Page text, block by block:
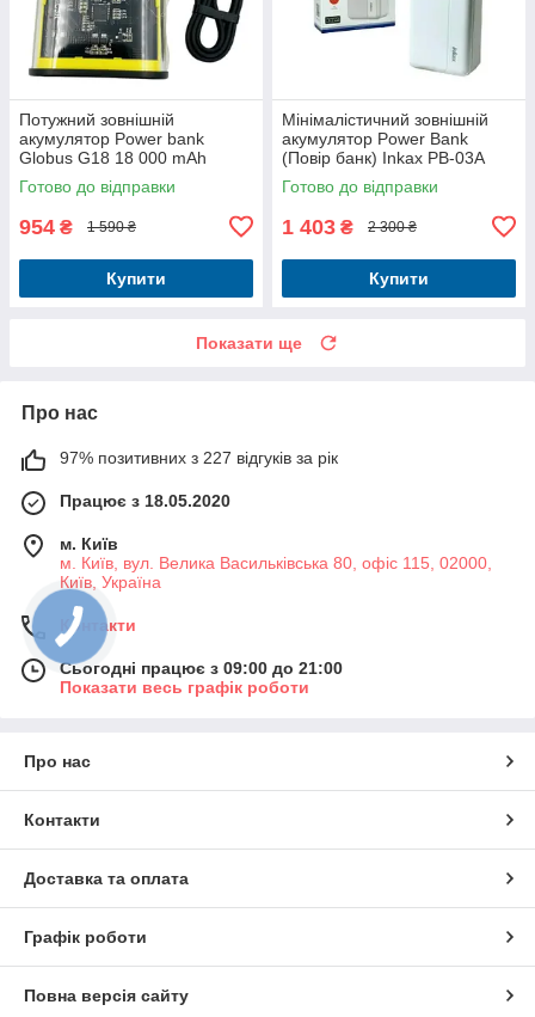
Потужний зовнішній
акумулятор Power bank
Globus G18 18 000 mAh
22.5W зі швидким
заряджанням
Готово до відправки
954 ₴ 1 590 ₴
Купити
Мінімалістичний зовнішній
акумулятор Power Bank
(Повір банк) Inkax PB-03A
30000 mAh з розумним
захистом
Готово до відправки
1 403 ₴ 2 300 ₴
Купити
Показати ще
Про нас
97% позитивних з 227 відгуків за рік
Працює з 18.05.2020
м. Київ
м. Київ, вул. Велика Васильківська 80, офіс 115, 02000,
Київ, Україна
Контакти
Сьогодні працює з 09:00 до 21:00
Показати весь графік роботи
Про нас
Контакти
Доставка та оплата
Графік роботи
Повна версія сайту